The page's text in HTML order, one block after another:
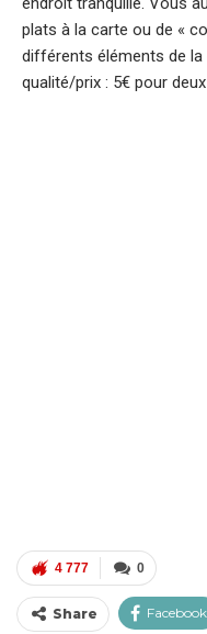
plats à la carte ou de «
différents éléments de la
qualité/prix : 5€ pour
0
4 777
Share Facebook